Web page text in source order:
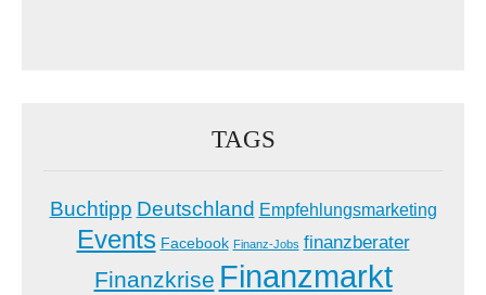
TAGS
Buchtipp Deutschland Empfehlungsmarketing
Events Facebook Finanz-Jobs finanzberater
Finanzkrise Finanzmarkt